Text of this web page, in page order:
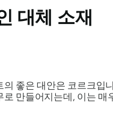
대체 소재
좋은 대안은 코르크입
로 만들어지는데, 이는 매